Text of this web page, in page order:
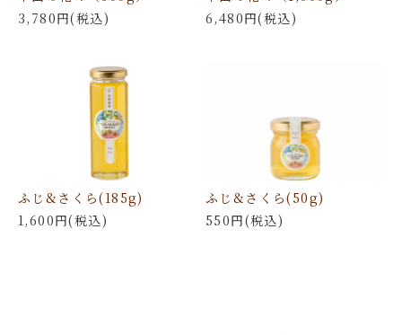
3,780円(税込)
6,480円(税込)
ふじ&さくら(185g)
1,600円(税込)
ふじ&さくら(50g)
550円(税込)